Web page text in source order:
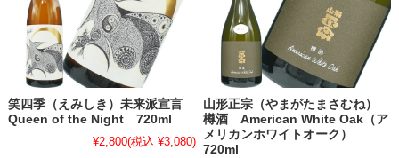
笑四季（えみしき）未来派宣言
Queen of the Night 720ml
¥2,800(税込 ¥3,080)
山形正宗（やまがたまさむね）
樽酒 American White Oak（ア
メリカンホワイトオーク）
720ml